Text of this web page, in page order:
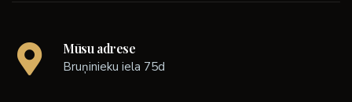
Mūsu adrese
Bruņinieku iela 75d